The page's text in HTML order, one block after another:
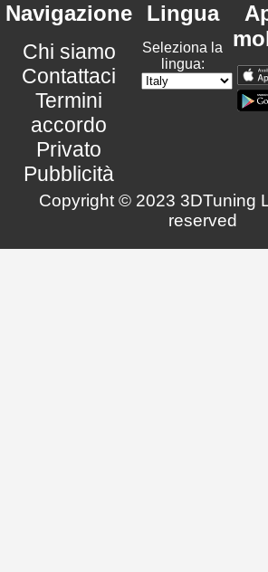
Navigazione
Chi siamo
Contattaci
Termini
accordo
Privato
Pubblicità
Lingua
Seleziona la
lingua:
Copyright © 2023 3DTuning
reserved